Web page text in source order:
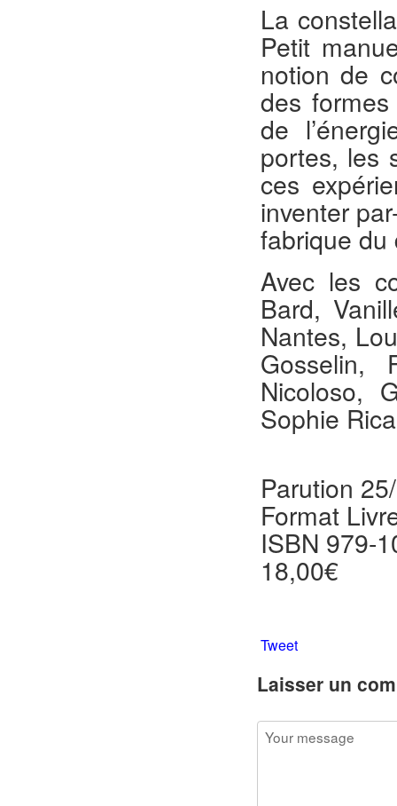
La
Petit
notion de
des
de
portes, les
ces
inventer
fabrique du
Avec les
Bard,
Nantes,
Gosselin,
Nicoloso,
Sophie
Parution
Format
ISBN 979-
18,00€
Tweet
Laisser un